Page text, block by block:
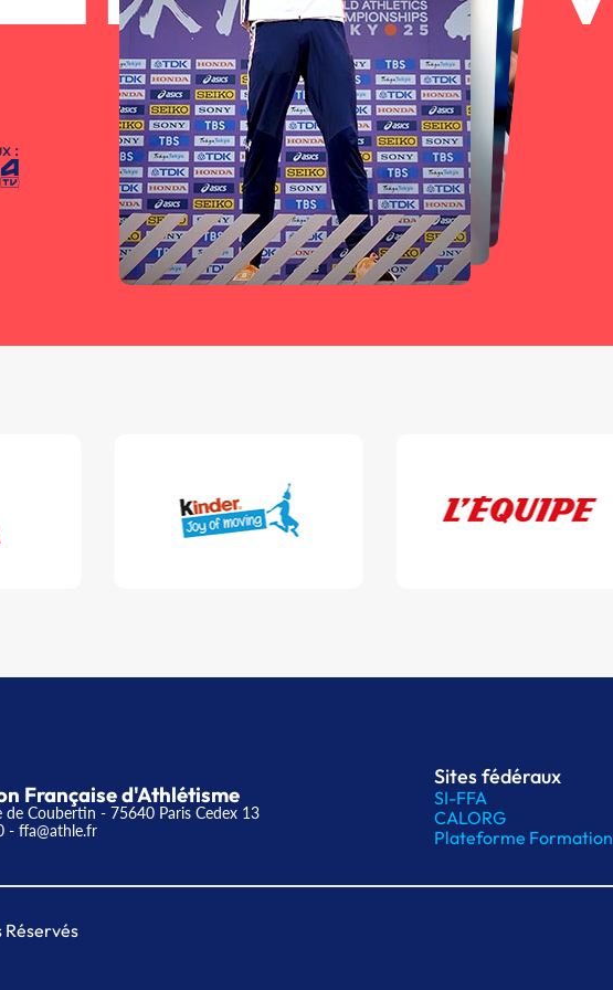
:
Française d'Athlétisme
de Coubertin - 75640 Paris Cedex 13
- ffa@athle.fr
Sites fédéraux
SI-FFA
CALORG
Plateforme Formation